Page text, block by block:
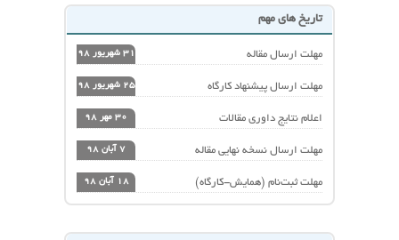
تاریخ های مهم
مهلت ارسال مقاله 31 شهریور 98
مهلت ارسال پیشنهاد کارگاه 25 شهریور 98
اعلام نتایج داوری مقالات 30 مهر 98
مهلت ارسال نسخه نهایی مقاله 7 آبان 98
مهلت ثبت‌نام (همایش-کارگاه) 18 آبان 98